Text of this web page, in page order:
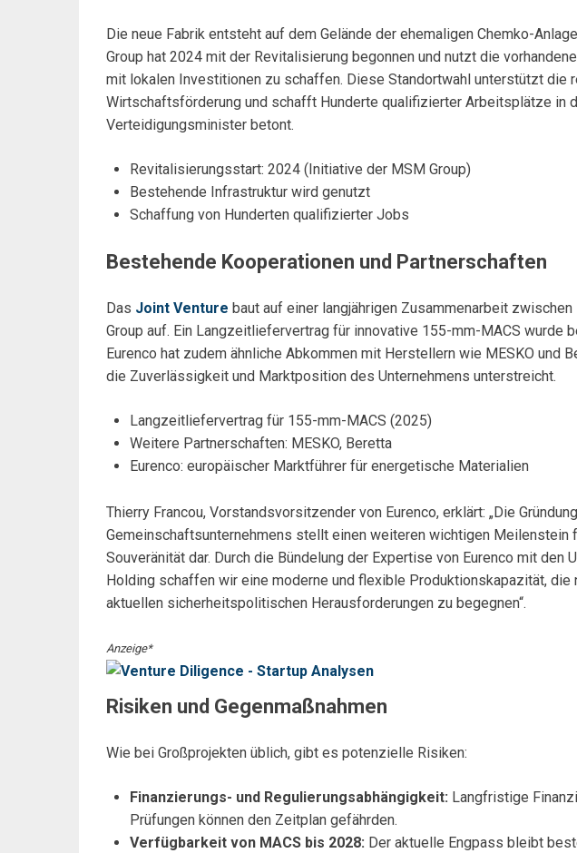
Die neue Fabrik entsteht auf dem Gelände der ehemaligen Chemko-
Group hat 2024 mit der Revitalisierung begonnen und nutzt die
mit lokalen Investitionen zu schaffen. Diese Standortwahl unterstützt die
Wirtschaftsförderung und schafft Hunderte qualifizierter Arbeitsplätze in
Verteidigungsminister betont.
Revitalisierungsstart: 2024 (Initiative der MSM Group)
Bestehende Infrastruktur wird genutzt
Schaffung von Hunderten qualifizierter Jobs
Bestehende Kooperationen und Partnerschaften
Das Joint Venture baut auf einer langjährigen Zusammenarbeit zwischen
Group auf. Ein Langzeitliefervertrag für innovative 155-mm-MACS wurde
Eurenco hat zudem ähnliche Abkommen mit Herstellern wie MESKO und
die Zuverlässigkeit und Marktposition des Unternehmens unterstreicht.
Langzeitliefervertrag für 155-mm-MACS (2025)
Weitere Partnerschaften: MESKO, Beretta
Eurenco: europäischer Marktführer für energetische Materialien
Thierry Francou, Vorstandsvorsitzender von Eurenco, erklärt: „Die
Gemeinschaftsunternehmens stellt einen weiteren wichtigen Meilenstein
Souveränität dar. Durch die Bündelung der Expertise von Eurenco mit den
Holding schaffen wir eine moderne und flexible Produktionskapazität, die
aktuellen sicherheitspolitischen Herausforderungen zu begegnen“.
Anzeige*
Risiken und Gegenmaßnahmen
Wie bei Großprojekten üblich, gibt es potenzielle Risiken:
Finanzierungs- und Regulierungsabhängigkeit: Langfristige
Prüfungen können den Zeitplan gefährden.
Verfügbarkeit von MACS bis 2028: Der aktuelle Engpass bleibt